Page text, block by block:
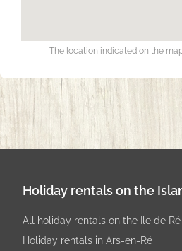
The location indicated on the
Holiday rentals on the
All holiday rentals on the Ile de Ré
Holiday rentals in Ars-en-Ré